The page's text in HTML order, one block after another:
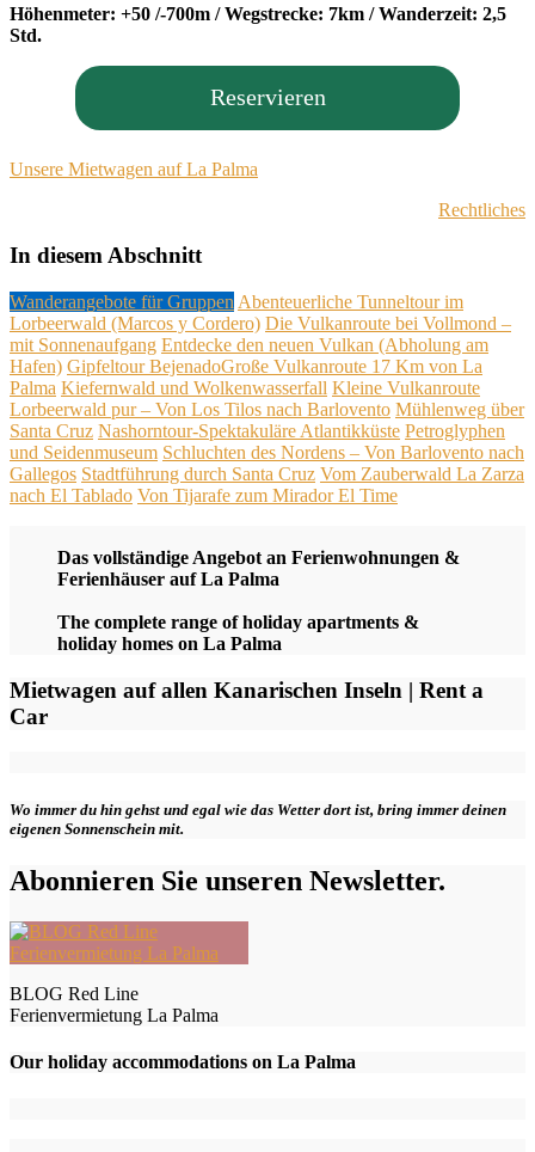
Höhenmeter: +50 /-700m / Wegstrecke: 7km / Wanderzeit: 2,5
Std.
Reservieren
Unsere Mietwagen auf La Palma
Rechtliches
In diesem Abschnitt
Wanderangebote für Gruppen Abenteuerliche Tunneltour im
Lorbeerwald (Marcos y Cordero) Die Vulkanroute bei Vollmond –
mit Sonnenaufgang Entdecke den neuen Vulkan (Abholung am
Hafen) Gipfeltour Bejenado​Große Vulkanroute 17 Km von La
Palma Kiefernwald und Wolkenwasserfall Kleine Vulkanroute​
Lorbeerwald pur – Von Los Tilos nach Barlovento Mühlenweg über
Santa Cruz Nashorntour-Spektakuläre Atlantikküste Petroglyphen
und Seidenmuseum Schluchten des Nordens – Von Barlovento nach
Gallegos Stadtführung durch Santa Cruz Vom Zauberwald La Zarza
nach El Tablado Von Tijarafe zum Mirador El Time
Das vollständige Angebot an Ferienwohnungen &
Ferienhäuser auf La Palma
The complete range of holiday apartments &
holiday homes on La Palma
Mietwagen auf allen Kanarischen Inseln | Rent a
Car
Wo immer du hin gehst und egal wie das Wetter dort ist, bring immer deinen
eigenen Sonnenschein mit.
Abonnieren Sie unseren Newsletter.
BLOG Red Line
Ferienvermietung La Palma
Our holiday accommodations on La Palma